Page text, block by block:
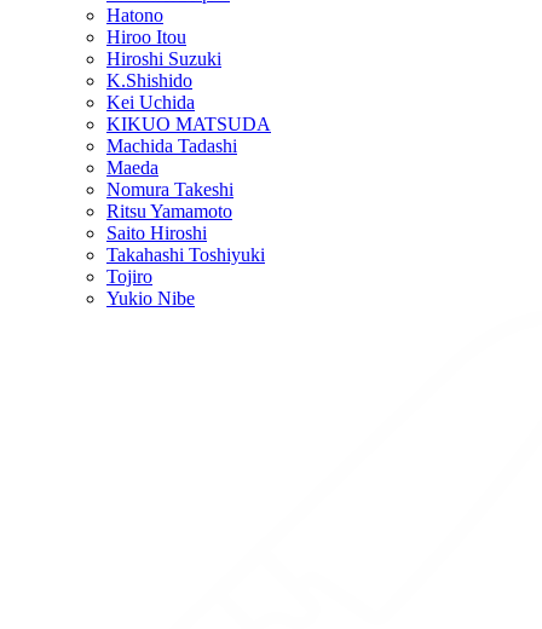
Hatono
Hiroo Itou
Hiroshi Suzuki
K.Shishido
Kei Uchida
KIKUO MATSUDA
Machida Tadashi
Maeda
Nomura Takeshi
Ritsu Yamamoto
Saito Hiroshi
Takahashi Toshiyuki
Tojiro
Yukio Nibe